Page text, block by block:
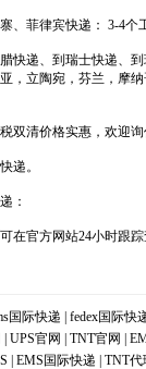
、菲律宾快递： 3-4个
快递、到瑞士快递、
，立陶宛，芬兰，摩
双清价格实惠，欢迎
递。
：
在官方网站24小时跟
国际快递
fedex国际快
UPS官网 TNT官网
EMS国际快递 TNT代